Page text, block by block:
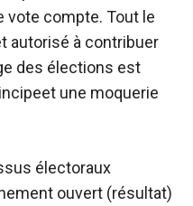
vote compte. Tout le
autorisé à contribuer
des élections est
et une moquerie
électoraux
ouvert (résultat)